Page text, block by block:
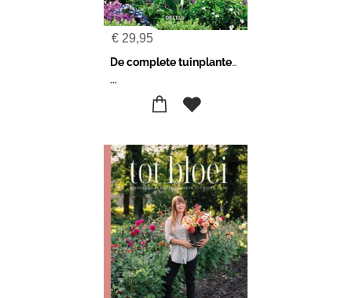
€ 29,95
De complete tuinplantenwijzer
...